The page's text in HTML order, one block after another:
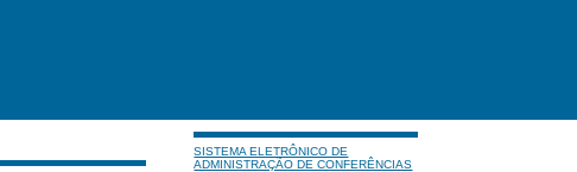
SISTEMA ELETRÔNICO DE
ADMINISTRAÇÃO DE CONFERÊNCIAS